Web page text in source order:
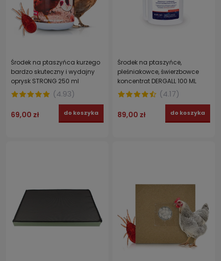
Środek na ptaszyńca kurzego
bardzo skuteczny i wydajny
oprysk STRONG 250 ml
(4.93)
69,00 zł do koszyka
Środek na ptaszyńce,
pleśniakowce, świerzbowce
koncentrat DERGALL 100 ML
(4.17)
89,00 zł do koszyka